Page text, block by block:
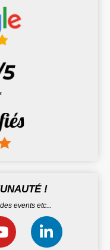
!
events etc...